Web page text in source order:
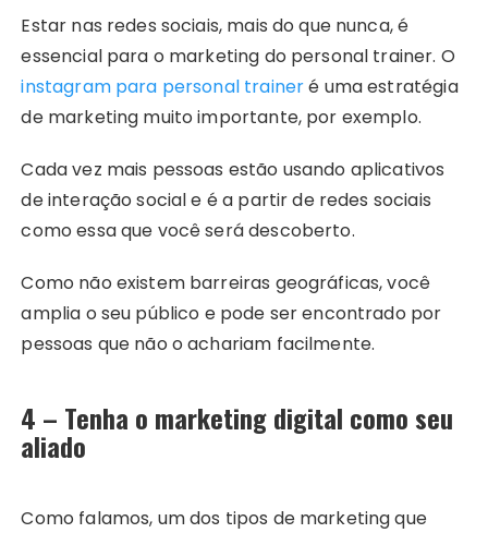
Estar nas redes sociais, mais do que nunca, é
essencial para o marketing do personal trainer. O
instagram para personal traineré uma estratégia
de marketing muito importante, por exemplo.
Cada vez mais pessoas estão usando aplicativos
de interação social e é a partir de redes sociais
como essa que você será descoberto.
Como não existem barreiras geográficas, você
amplia o seu público e pode ser encontrado por
pessoas que não o achariam facilmente.
4 – Tenha o marketing digital como seu
aliado
Como falamos, um dos tipos de marketing que